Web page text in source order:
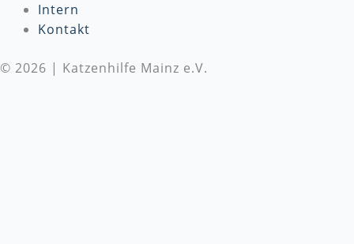
Intern
Kontakt
© 2026 | Katzenhilfe Mainz e.V.